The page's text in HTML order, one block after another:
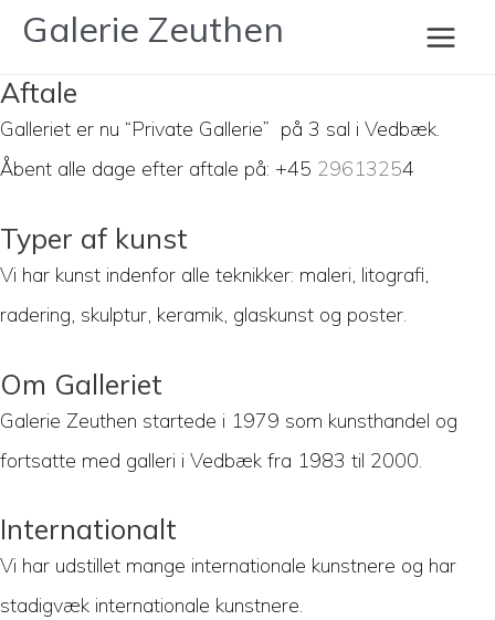
Galerie Zeuthen
Aftale
Galleriet er nu “Private Gallerie” på 3 sal i Vedbæk.
Åbent alle dage efter aftale på: +45 29613254
Typer af kunst
Vi har kunst indenfor alle teknikker: maleri, litografi,
radering, skulptur, keramik, glaskunst og poster.
Om Galleriet
Galerie Zeuthen startede i 1979 som kunsthandel og
fortsatte med galleri i Vedbæk fra 1983 til 2000.
Internationalt
Vi har udstillet mange internationale kunstnere og har
stadigvæk internationale kunstnere.